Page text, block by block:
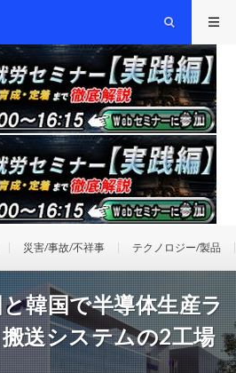
災害/事故/不祥事 テクノロジー/製品
韓国で半導体生産ラ
送システムの2工場